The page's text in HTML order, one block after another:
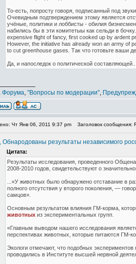
То-есть, попросту говоря, подписанный под
Очевидным подтверждением этому является
учёные, политики и лоббисты - обилия
набились бы в эти комитетыы как сельди в
expensive flight of fancy, first cooked up by ardent
However, the initiative has already won an army of
to cut greenhouse gases. Так что готовьте ваши
Да, и напоследок о политической составляющей...
Форума, "Вопросы по модерации",
Чт Янв 06, 2011 9:37 pm Заголовок сообщения:
Обнародованы результаты независимого
Цитата:
Результаты исследования, проведенного
2008-2010 годов, свидетельствуют о
...«У животных было обнаружено отставание в
полного отсутствия у второго поколения, —
самцов».
Основным результатом влияния ГМ-корма,
животных из экспериментальных групп.
«Главным выводом нашего исследования
перспективах животных, которые питаются ГМ-
Экологи отмечают, что подобных
проводились в Институте высшей нервной